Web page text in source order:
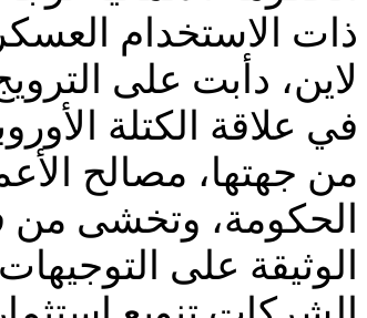
ذات الاستخدام
لاين، دأبت على
في علاقة الكتلة
من جهتها، مصالح
الحكومة، وتخشى من
الوثيقة على